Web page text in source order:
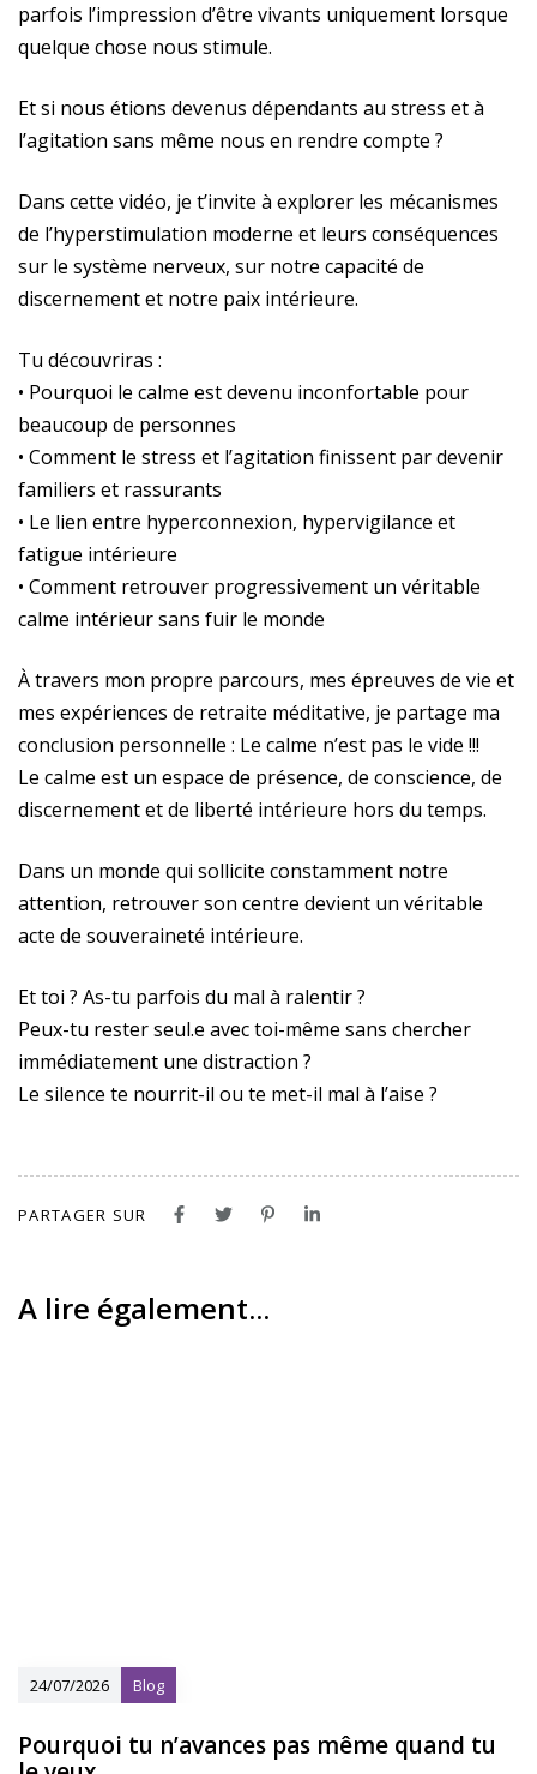
parfois l’impression d’être vivants uniquement lorsque
quelque chose nous stimule.
Et si nous étions devenus dépendants au stress et à
l’agitation sans même nous en rendre compte ?
Dans cette vidéo, je t’invite à explorer les mécanismes
de l’hyperstimulation moderne et leurs conséquences
sur le système nerveux, sur notre capacité de
discernement et notre paix intérieure.
Tu découvriras :
• Pourquoi le calme est devenu inconfortable pour
beaucoup de personnes
• Comment le stress et l’agitation finissent par devenir
familiers et rassurants
• Le lien entre hyperconnexion, hypervigilance et
fatigue intérieure
• Comment retrouver progressivement un véritable
calme intérieur sans fuir le monde
À travers mon propre parcours, mes épreuves de vie et
mes expériences de retraite méditative, je partage ma
conclusion personnelle : Le calme n’est pas le vide !!!
Le calme est un espace de présence, de conscience, de
discernement et de liberté intérieure hors du temps.
Dans un monde qui sollicite constamment notre
attention, retrouver son centre devient un véritable
acte de souveraineté intérieure.
Et toi ? As-tu parfois du mal à ralentir ?
Peux-tu rester seul.e avec toi-même sans chercher
immédiatement une distraction ?
Le silence te nourrit-il ou te met-il mal à l’aise ?
PARTAGER SUR
A lire également...
24/07/2026 Blog
Pourquoi tu n’avances pas même quand tu